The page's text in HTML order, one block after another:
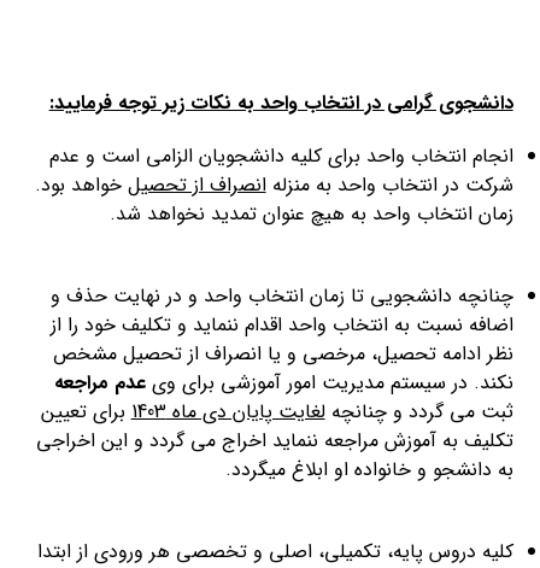
دانشجوی گرامی در انتخاب واحد به نکات زیر توجه فرمایید:
انجام انتخاب واحد برای کلیه دانشجویان الزامی است و عدم
شرکت در انتخاب واحد به منزلهانصراف از تحصیل خواهد بود.
زمان انتخاب واحد به هیچ عنوان تمدید نخواهد شد.
چنانچه دانشجویی تا زمان انتخاب واحد و در نهایت حذف و
اضافه نسبت به انتخاب واحد اقدام ننماید و تکلیف خود را از
نظر ادامه تحصیل، مرخصی و یا انصراف از تحصیل مشخص
نکند. در سیستم مدیریت امور آموزشی برای ویعدم مراجعه
ثبت می گردد و چنانچهلغایت پایان دی ماه 1403
برای تعیین
تکلیف به آموزش مراجعه ننماید اخراج می گردد و این اخراجی
به دانشجو و خانواده او ابلاغ می­گردد.
کلیه دروس پایه، تکمیلی، اصلی و تخصصی هر ورودی از ابتدا